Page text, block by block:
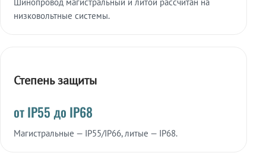
низковольтные системы.
Степень защиты
от IP55 до IP68
Магистральные — IP55/IP66, литые — IP68.